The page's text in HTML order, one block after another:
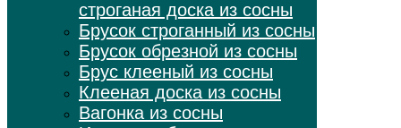
строганая доска из сосны
Брусок строганный из сосны
Брусок обрезной из сосны
Брус клееный из сосны
Клееная доска из сосны
Вагонка из сосны